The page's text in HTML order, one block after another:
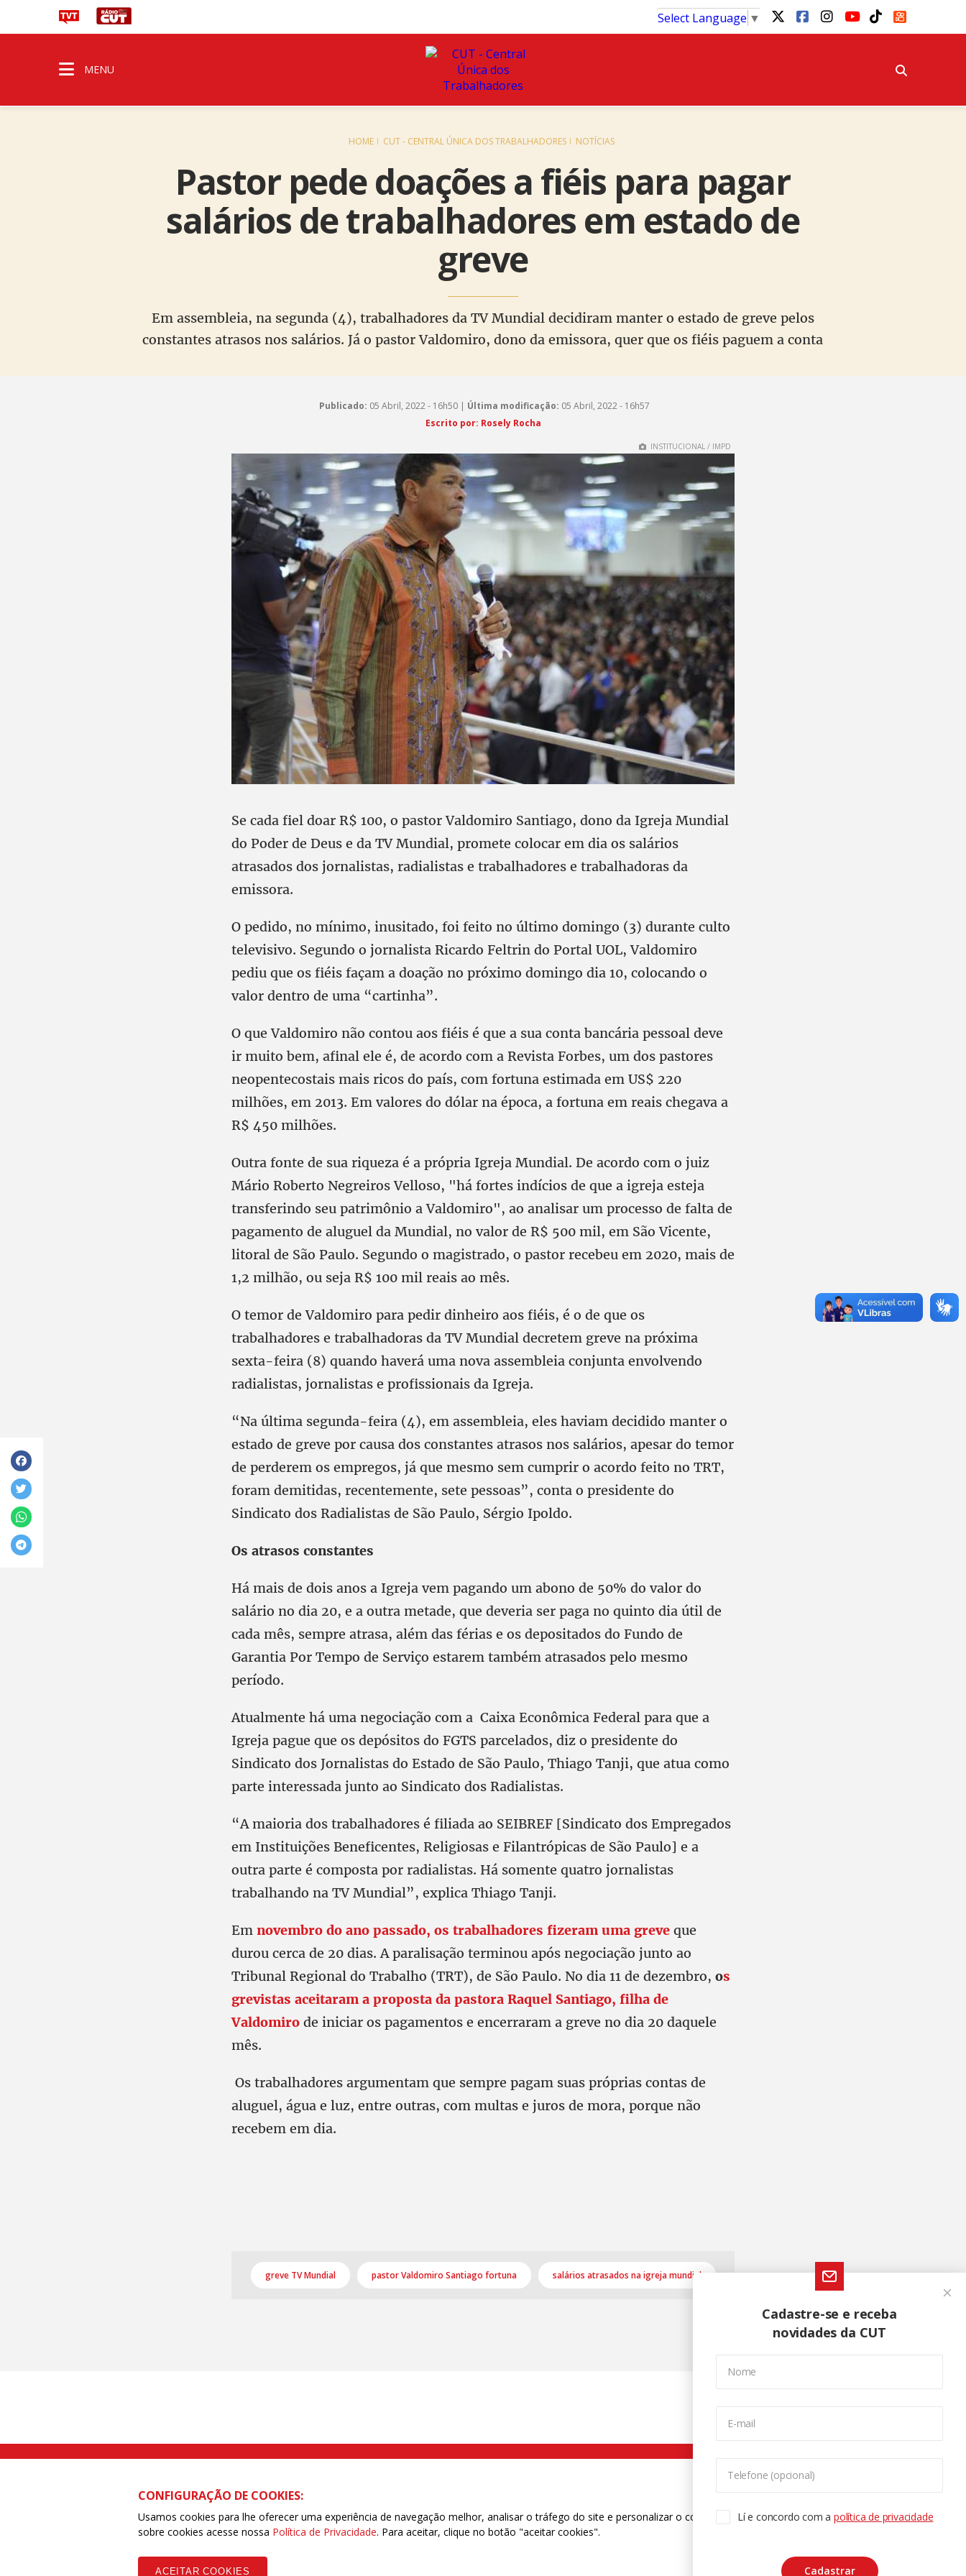
Select Language ▼
MENU
HOME CUT - CENTRAL ÚNICA DOS TRABALHADORES NOTÍCIAS
Pastor pede doações a fiéis para pagar
salários de trabalhadores em estado de
greve
Em assembleia, na segunda (4), trabalhadores da TV Mundial decidiram manter o estado de greve pelos
constantes atrasos nos salários. Já o pastor Valdomiro, dono da emissora, quer que os fiéis paguem a conta
Publicado: 05 Abril, 2022 - 16h50 | Última modificação: 05 Abril, 2022 - 16h57
Escrito por: Rosely Rocha
INSTITUCIONAL / IMPD
Se cada fiel doar R$ 100, o pastor Valdomiro Santiago, dono da Igreja Mundial
do Poder de Deus e da TV Mundial, promete colocar em dia os salários
atrasados dos jornalistas, radialistas e trabalhadores e trabalhadoras da
emissora.
O pedido, no mínimo, inusitado, foi feito no último domingo (3) durante culto
televisivo. Segundo o jornalista Ricardo Feltrin do Portal UOL, Valdomiro
pediu que os fiéis façam a doação no próximo domingo dia 10, colocando o
valor dentro de uma “cartinha”.
O que Valdomiro não contou aos fiéis é que a sua conta bancária pessoal deve
ir muito bem, afinal ele é, de acordo com a Revista Forbes, um dos pastores
neopentecostais mais ricos do país, com fortuna estimada em US$ 220
milhões, em 2013. Em valores do dólar na época, a fortuna em reais chegava a
R$ 450 milhões.
Outra fonte de sua riqueza é a própria Igreja Mundial. De acordo com o juiz
Mário Roberto Negreiros Velloso, "há fortes indícios de que a igreja esteja
transferindo seu patrimônio a Valdomiro", ao analisar um processo de falta de
pagamento de aluguel da Mundial, no valor de R$ 500 mil, em São Vicente,
litoral de São Paulo. Segundo o magistrado, o pastor recebeu em 2020, mais de
1,2 milhão, ou seja R$ 100 mil reais ao mês.
O temor de Valdomiro para pedir dinheiro aos fiéis, é o de que os
trabalhadores e trabalhadoras da TV Mundial decretem greve na próxima
sexta-feira (8) quando haverá uma nova assembleia conjunta envolvendo
radialistas, jornalistas e profissionais da Igreja.
“Na última segunda-feira (4), em assembleia, eles haviam decidido manter o
estado de greve por causa dos constantes atrasos nos salários, apesar do temor
de perderem os empregos, já que mesmo sem cumprir o acordo feito no TRT,
foram demitidas, recentemente, sete pessoas”, conta o presidente do
Sindicato dos Radialistas de São Paulo, Sérgio Ipoldo.
Os atrasos constantes
Há mais de dois anos a Igreja vem pagando um abono de 50% do valor do
salário no dia 20, e a outra metade, que deveria ser paga no quinto dia útil de
cada mês, sempre atrasa, além das férias e os depositados do Fundo de
Garantia Por Tempo de Serviço estarem também atrasados pelo mesmo
período.
Atualmente há uma negociação com a Caixa Econômica Federal para que a
Igreja pague que os depósitos do FGTS parcelados, diz o presidente do
Sindicato dos Jornalistas do Estado de São Paulo, Thiago Tanji, que atua como
parte interessada junto ao Sindicato dos Radialistas.
“A maioria dos trabalhadores é filiada ao SEIBREF [Sindicato dos Empregados
em Instituições Beneficentes, Religiosas e Filantrópicas de São Paulo] e a
outra parte é composta por radialistas. Há somente quatro jornalistas
trabalhando na TV Mundial”, explica Thiago Tanji.
Em novembro do ano passado, os trabalhadores fizeram uma greve que
durou cerca de 20 dias. A paralisação terminou após negociação junto ao
Tribunal Regional do Trabalho (TRT), de São Paulo. No dia 11 de dezembro, os
grevistas aceitaram a proposta da pastora Raquel Santiago, filha de
Valdomiro de iniciar os pagamentos e encerraram a greve no dia 20 daquele
mês.
Os trabalhadores argumentam que sempre pagam suas próprias contas de
aluguel, água e luz, entre outras, com multas e juros de mora, porque não
recebem em dia.
greve TV Mundial pastor Valdomiro Santiago fortuna salários atrasados na igreja mundial
Cadastre-se e receba
novidades da CUT
Nome
E-mail
Telefone (opcional)
Lí e concordo com apolítica de privacidade
Cadastrar
Rua Caetano Pinto nº 575 CEP 03041-000 Brás, São Paulo/SP | Telefone (11) 2108 9200 - Fax (11) 2108 9310
Copyleft CUT Central Única dos Trabalhadores 3.960 - Entidades Filiadas | 7.933.029 - Trabalhadores(as) Associados | 25.831.443 - Trabalhadores(as) na Base
CONFIGURAÇÃO DE COOKIES:
Usamos cookies para lhe oferecer uma experiência de navegação melhor, analisar o tráfego do site e personalizar o conteúdo. Para saber mais
sobre cookies acesse nossa Política de Privacidade. Para aceitar, clique no botão "aceitar cookies".
ACEITAR COOKIES